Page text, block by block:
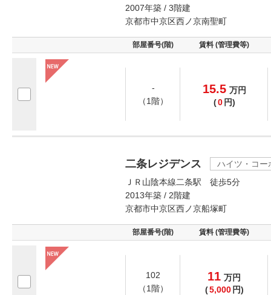
2007年築 / 3階建
京都市中京区西ノ京南聖町
部屋番号(階) 賃料 (管理費等)
-
（1階）
15.5 万円
(0 円)
二条レジデンス
ハイツ・コー
ＪＲ山陰本線二条駅 徒歩5分
2013年築 / 2階建
京都市中京区西ノ京船塚町
部屋番号(階) 賃料 (管理費等)
102
（1階）
11 万円
(5,000 円)